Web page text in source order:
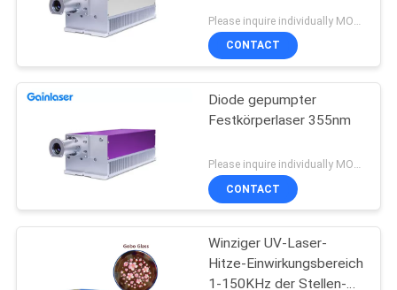
CONTACT
Diode gepumpter
Festkörperlaser 355nm
Please inquire individually MOQ:1
CONTACT
Winziger UV-Laser-
Hitze-Einwirkungsbereich
1-150KHz der Stellen-